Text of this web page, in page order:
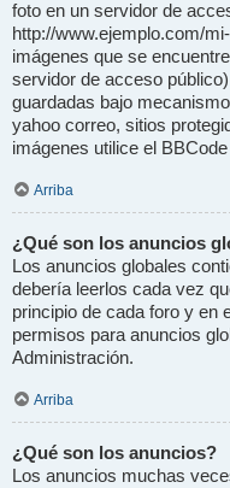
foto en un servidor de
http://www.ejemplo.com/
imágenes que se
servidor de acceso
guardadas bajo
yahoo correo, sitios
imágenes utilice el
Arriba
¿Qué son los anuncios
Los anuncios globales
debería leerlos cada vez
principio de cada foro y en
permisos para anuncios
Administración.
Arriba
¿Qué son los anuncios?
Los anuncios muchas